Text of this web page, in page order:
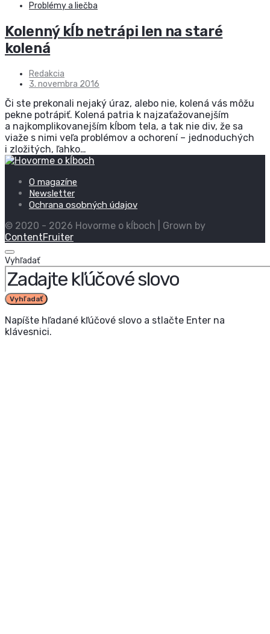
Problémy a liečba
Kolenný kĺb netrápi len na staré
kolená
Redakcia
3. novembra 2016
Či ste prekonali nejaký úraz, alebo nie, kolená vás môžu
pekne potrápiť. Kolená patria k najzaťažovanejším
a najkomplikovanejším kĺbom tela, a tak nie div, že sa
viaže s nimi veľa problémov a ochorení – jednoduchých
i zložitých, ľahko…
O magazíne
Newsletter
Ochrana osobných údajov
© 2020 - 2026 Hovorme o kĺboch | Grown by
ContentFruiter
Vyhľadať
Vyhľadať
Napíšte hľadané kľúčové slovo a stlačte Enter na
klávesnici.